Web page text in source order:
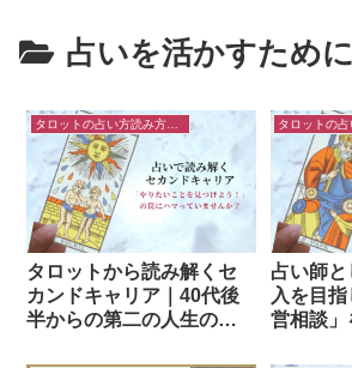
占いを活かすために
タロットの占い方読み方のコツ
タロットから読み解くセ
カンドキャリア｜40代後
半からの第二の人生の見
占い師と
入を目
営相談」